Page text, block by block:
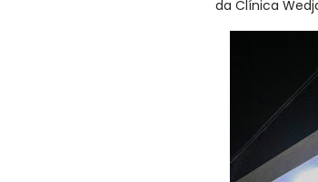
da Clínica